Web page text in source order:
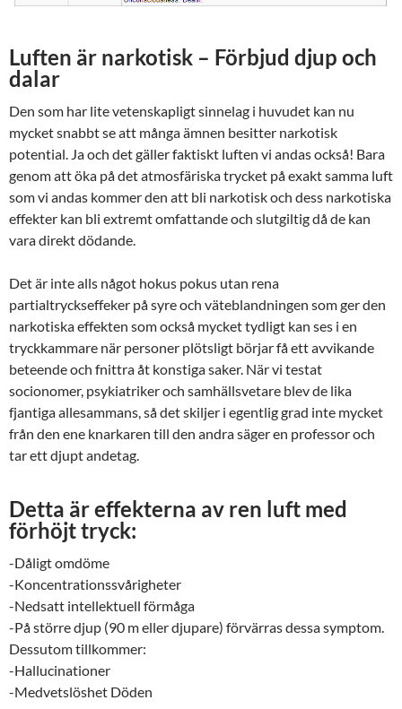
Luften är narkotisk – Förbjud djup och
dalar
Den som har lite vetenskapligt sinnelag i huvudet kan nu
mycket snabbt se att många ämnen besitter narkotisk
potential. Ja och det gäller faktiskt luften vi andas också! Bara
genom att öka på det atmosfäriska trycket på exakt samma luft
som vi andas kommer den att bli narkotisk och dess narkotiska
effekter kan bli extremt omfattande och slutgiltig då de kan
vara direkt dödande.
Det är inte alls något hokus pokus utan rena
partialtryckseffeker på syre och väteblandningen som ger den
narkotiska effekten som också mycket tydligt kan ses i en
tryckkammare när personer plötsligt börjar få ett avvikande
beteende och fnittra åt konstiga saker. När vi testat
socionomer, psykiatriker och samhällsvetare blev de lika
fjantiga allesammans, så det skiljer i egentlig grad inte mycket
från den ene knarkaren till den andra säger en professor och
tar ett djupt andetag.
Detta är effekterna av ren luft med
förhöjt tryck:
-Dåligt omdöme
-Koncentrationssvårigheter
-Nedsatt intellektuell förmåga
-På större djup (90 m eller djupare) förvärras dessa symptom.
Dessutom tillkommer:
-Hallucinationer
-Medvetslöshet Döden